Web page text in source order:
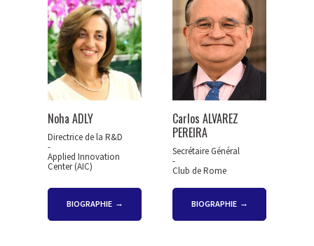
Noha ADLY
Directrice de la R&D
-
Applied Innovation
Center (AIC)
BIOGRAPHIE
Carlos ALVAREZ
PEREIRA
Secrétaire Général
-
Club de Rome
BIOGRAPHIE